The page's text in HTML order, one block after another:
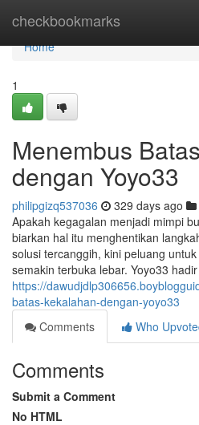
checkbookmarks
Home
Home
1
Menembus
dengan Yoyo33
philipgizq537036 329 days ago
Apakah kegagalan menjadi mimpi
biarkan hal itu menghentikan
solusi tercanggih, kini peluang
semakin terbuka lebar. Yoyo33
https://
batas-kekalahan-dengan-yoyo33
Comments
Who
Comments
Submit a Comment
No HTML